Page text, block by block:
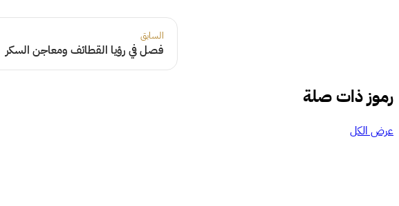
السابق
فصل في رؤيا القطائف ومعاجن السكر
رموز ذات صلة
عرض الكل